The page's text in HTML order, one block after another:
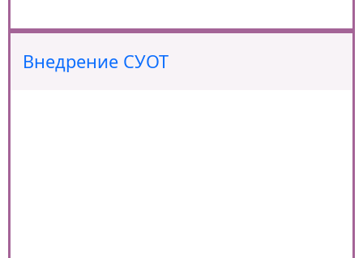
Внедрение СУОТ